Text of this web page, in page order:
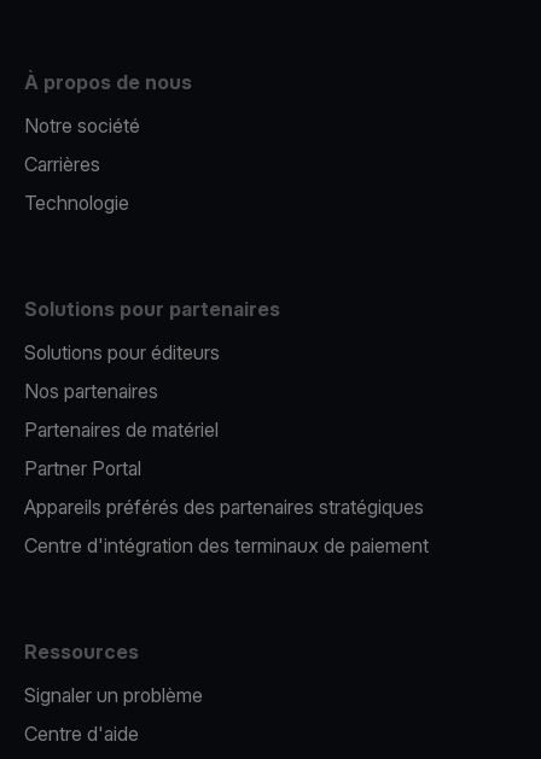
À propos de nous
Notre société
Carrières
Technologie
Solutions pour partenaires
Solutions pour éditeurs​
Nos partenaires​
Partenaires de matériel
Partner Portal
Appareils préférés des partenaires stratégiques
Centre d'intégration des terminaux de paiement
Ressources
Signaler un problème
Centre d'aide